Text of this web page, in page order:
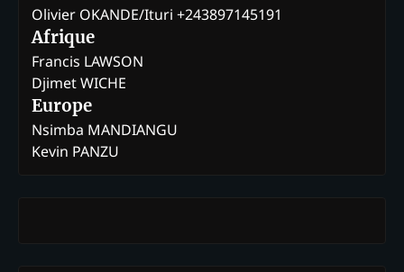
Olivier OKANDE/Ituri +243897145191
Afrique
Francis LAWSON
Djimet WICHE
Europe
Nsimba MANDIANGU
Kevin PANZU